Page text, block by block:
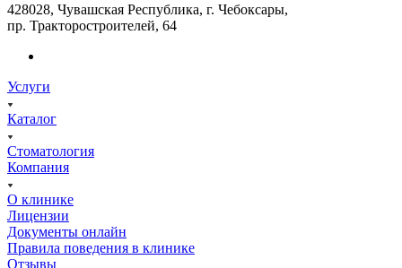
428028, Чувашская Республика, г. Чебоксары,
пр. Тракторостроителей, 64
Услуги
Каталог
Стоматология
Компания
О клинике
Лицензии
Документы онлайн
Правила поведения в клинике
Отзывы